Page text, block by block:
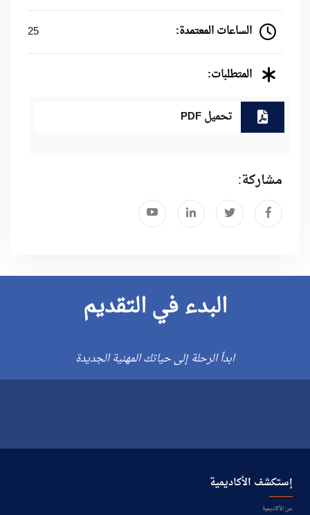
الساعات المعتمدة: 25
المتطلبات:
تحميل PDF
مشاركة:
البدء في التقديم
ابدأ الرحلة إلى حياتك المهنية الجديدة
إستكشف الأكاديمية
عن الأكاديمية